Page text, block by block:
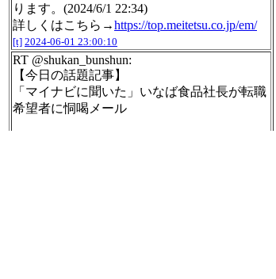
ります。(2024/6/1 22:34)
詳しくはこちら→https://top.meitetsu.co.jp/em/
[t] 2024-06-01 23:00:10
RT @shukan_bunshun:
【今日の話題記事】
「マイナビに聞いた」いなば食品社長が転職
希望者に恫喝メール